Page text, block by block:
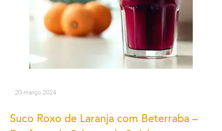
20 março 2024
Suco Roxo de Laranja com Beterraba –